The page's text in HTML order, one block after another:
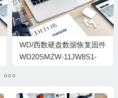
WD/西数硬盘数据恢复固件
WD20SMZW-11JW8S1-
0006004T